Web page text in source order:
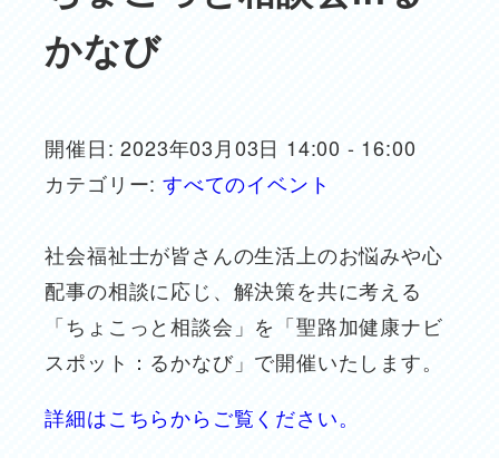
かなび
開催日: 2023年03月03日 14:00 - 16:00
カテゴリー: すべてのイベント
社会福祉士が皆さんの生活上のお悩みや心
配事の相談に応じ、解決策を共に考える
「ちょこっと相談会」を「聖路加健康ナビ
スポット：るかなび」で開催いたします。
詳細はこちらからご覧ください。